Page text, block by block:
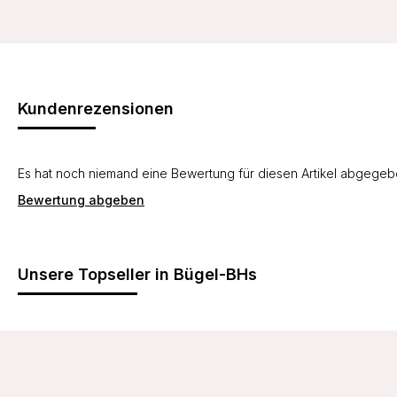
Kundenrezensionen
Es hat noch niemand eine Bewertung für diesen Artikel
Bewertung abgeben
Unsere Topseller in Bügel-BHs